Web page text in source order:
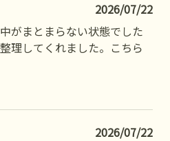
2026/07/22
がまとまらない状態でした
理してくれました。こちら
2026/07/22